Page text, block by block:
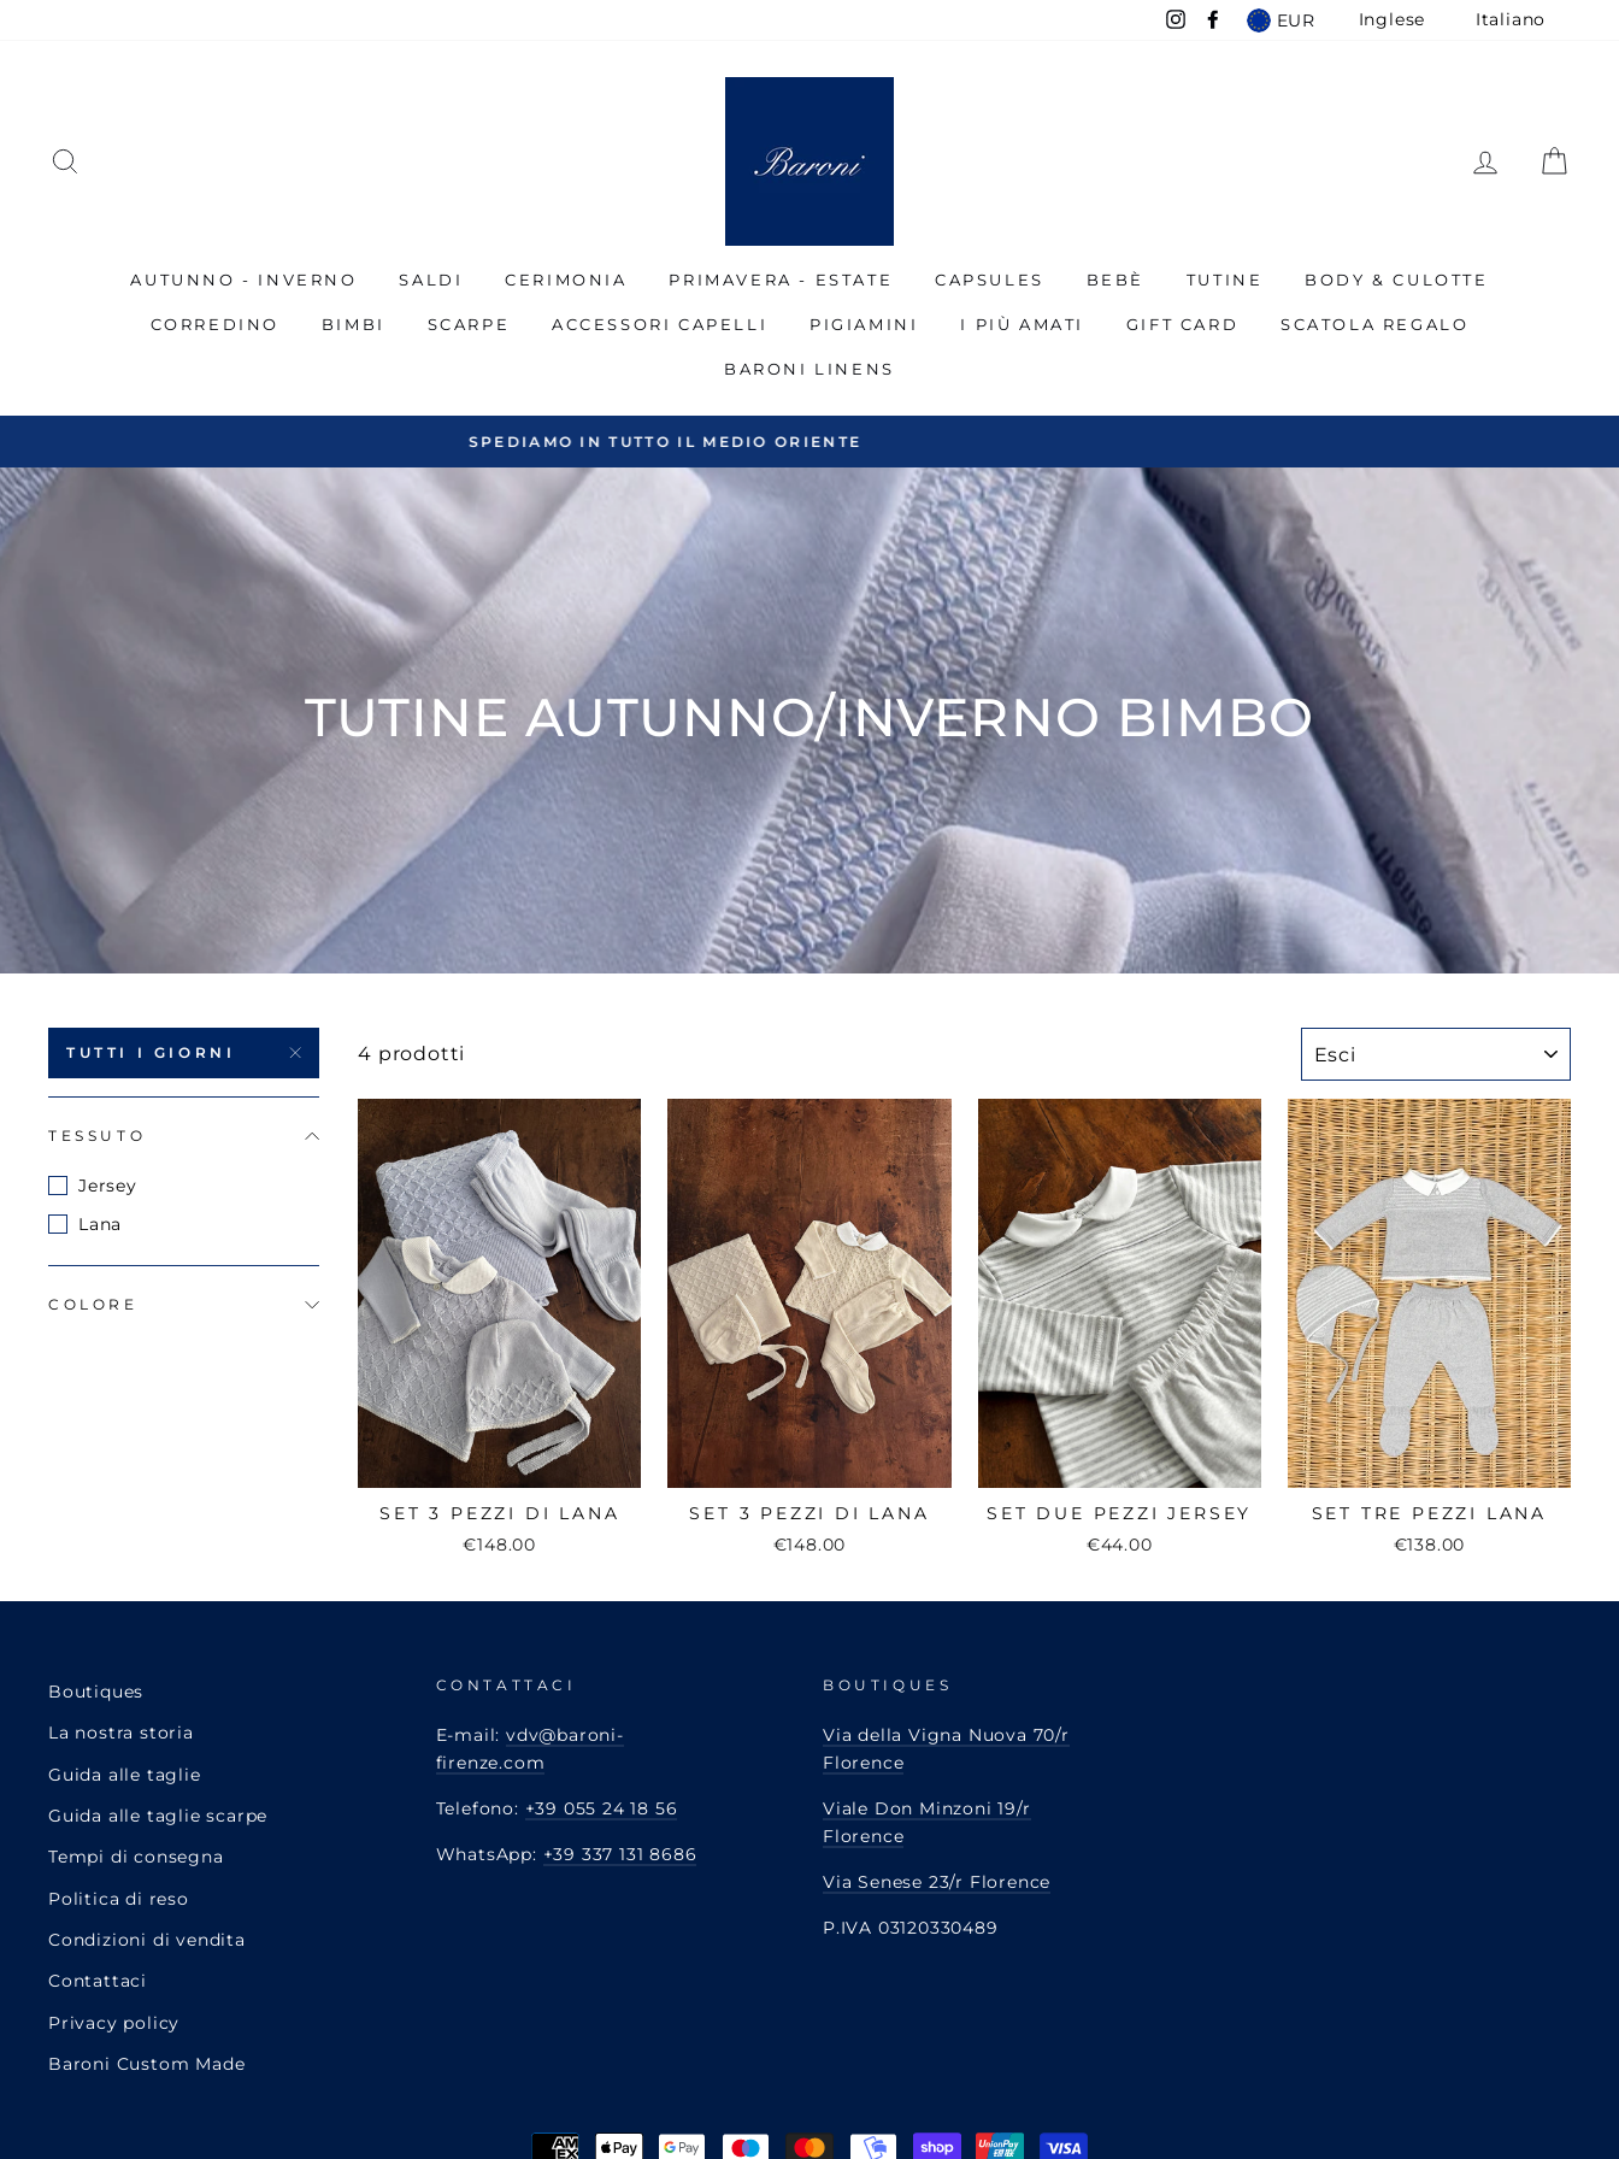
Instagram
Facebook
EUR Inglese Italiano
LOG IN
AUTUNNO - INVERNO SALDI CERIMONIA PRIMAVERA - ESTATE CAPSULES BEBÈ TUTINE BODY & CULOTTE
CORREDINO BIMBI SCARPE ACCESSORI CAPELLI PIGIAMINI I PIÙ AMATI GIFT CARD SCATOLA REGALO
BARONI LINENS
SPEDIZIONE IN TUTTO IL MONDO
TUTINE AUTUNNO/INVERNO BIMBO
TUTTI I GIORNI
TESSUTO
Jersey
Lana
COLORE
4 prodotti
SET 3 PEZZI DI LANA
€148.00
SET 3 PEZZI DI LANA
€148.00
SET DUE PEZZI JERSEY
€44.00
SET TRE PEZZI LANA
€138.00
Boutiques
La nostra storia
Guida alle taglie
Guida alle taglie scarpe
Tempi di consegna
Politica di reso
Condizioni di vendita
Contattaci
Privacy policy
Baroni Custom Made
CONTATTACI
E-mail: vdv@baroni-
firenze.com
Telefono: +39 055 24 18 56
WhatsApp: +39 337 131 8686
BOUTIQUES
Via della Vigna Nuova 70/r
Florence
Viale Don Minzoni 19/r
Florence
Via Senese 23/r Florence
P.IVA 03120330489